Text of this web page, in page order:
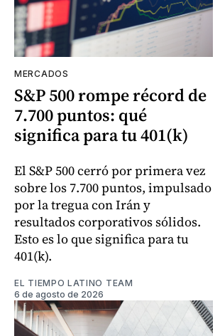
MERCADOS
S&P 500 rompe récord de
7.700 puntos: qué
significa para tu 401(k)
El S&P 500 cerró por primera vez
sobre los 7.700 puntos, impulsado
por la tregua con Irán y
resultados corporativos sólidos.
Esto es lo que significa para tu
401(k).
EL TIEMPO LATINO TEAM
6 de agosto de 2026